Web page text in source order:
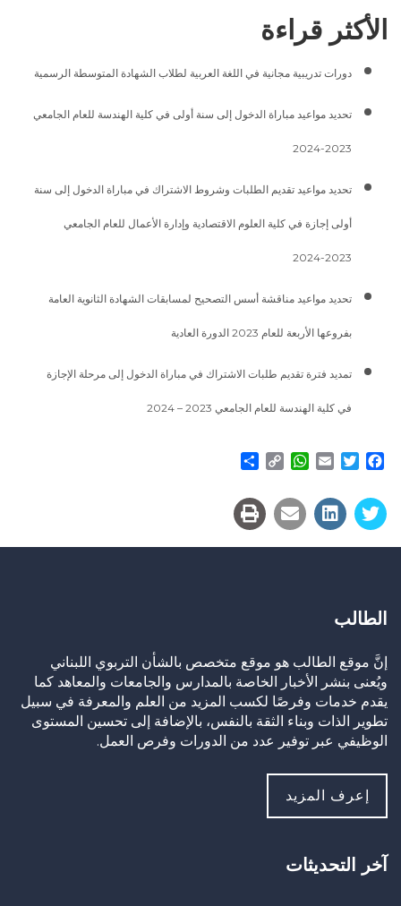
الأكثر قراءة
دورات تدريبية مجانية في اللغة العربية لطلاب الشهادة المتوسطة الرسمية
تحديد مواعيد مباراة الدخول إلى سنة أولى في كلية الهندسة للعام الجامعي
2023-2024
تحديد مواعيد تقديم الطلبات وشروط الاشتراك في مباراة الدخول إلى سنة
أولى إجازة في كلية العلوم الاقتصادية وإدارة الأعمال للعام الجامعي
2023-2024
تحديد مواعيد مناقشة أسس التصحيح لمسابقات الشهادة الثانوية العامة
بفروعها الأربعة للعام 2023 الدورة العادية
تمديد فترة تقديم طلبات الاشتراك في مباراة الدخول إلى مرحلة الإجازة
في كلية الهندسة للعام الجامعي 2023 – 2024
Facebook
Twitter
Email
WhatsApp
Copy
الطالب
إنَّ موقع الطالب هو موقع متخصص بالشأن التربوي اللبناني
ويُعنى بنشر الأخبار الخاصة بالمدارس والجامعات والمعاهد كما
يقدم خدمات وفرصًا لكسب المزيد من العلم والمعرفة في سبيل
تطوير الذات وبناء الثقة بالنفس، بالإضافة إلى تحسين المستوى
الوظيفي عبر توفير عدد من الدورات وفرص العمل.
إعرف المزيد
آخر التحديثات